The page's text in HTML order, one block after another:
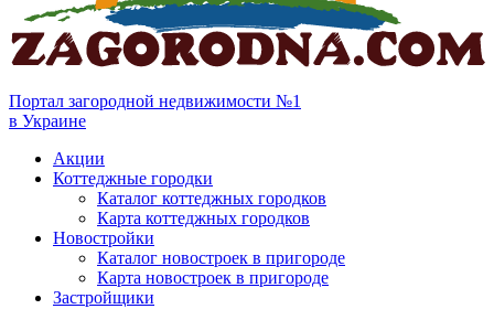
Портал загородной недвижимости №1
в Украине
Акции
Коттеджные городки
Каталог коттеджных городков
Карта коттеджных городков
Новостройки
Каталог новостроек в пригороде
Карта новостроек в пригороде
Застройщики